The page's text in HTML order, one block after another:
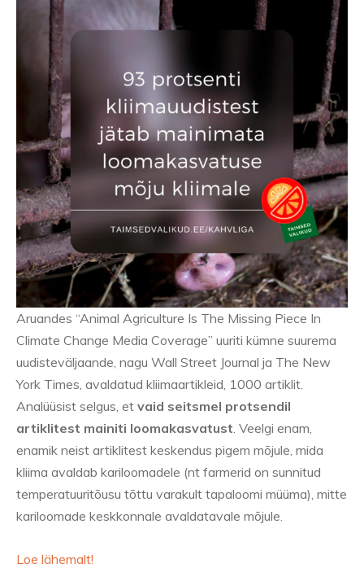
Aruandes “Animal Agriculture Is The Missing Piece In
Climate Change Media Coverage” uuriti kümne suurema
uudisteväljaande, nagu Wall Street Journal ja The New
York Times, avaldatud kliimaartikleid, 1000 artiklit.
Analüüsist selgus, et vaid seitsmel protsendil
artiklitest mainiti loomakasvatust . Veelgi enam,
enamik neist artiklitest keskendus pigem mõjule, mida
kliima avaldab kariloomadele (nt farmerid on sunnitud
temperatuuritõusu tõttu varakult tapaloomi müüma), mitte
kariloomade keskkonnale avaldatavale mõjule.
Loe lähemalt!